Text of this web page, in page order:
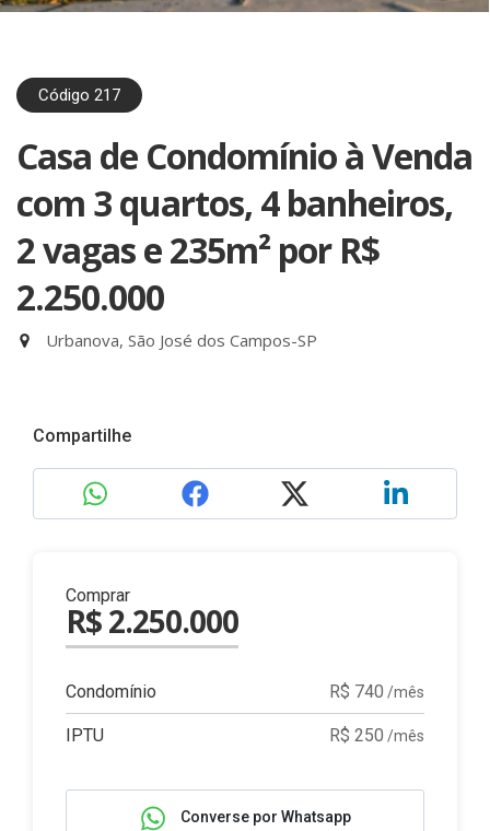
Código 217
Casa de Condomínio à Venda
com 3 quartos, 4 banheiros,
2 vagas e 235m² por R$
2.250.000
Urbanova, São José dos Campos-SP
Compartilhe
Comprar
R$ 2.250.000
Condomínio R$ 740 /mês
IPTU R$ 250 /mês
Converse por Whatsapp